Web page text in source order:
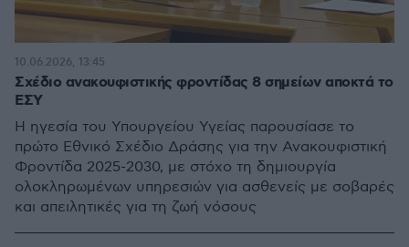
Σχέδιο ανακουφιστικής φροντίδας 8 σημείων αποκτά το
ΕΣΥ
Η ηγεσία του Υπουργείου Υγείας παρουσίασε το
πρώτο Εθνικό Σχέδιο Δράσης για την Ανακουφιστική
Φροντίδα 2025-2030, με στόχο τη δημιουργία
ολοκληρωμένων υπηρεσιών για ασθενείς με σοβαρές
και απειλητικές για τη ζωή νόσους
10.06.2026, 13:45